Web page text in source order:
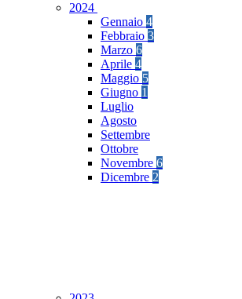
2024
Gennaio 4
Febbraio 3
Marzo 6
Aprile 4
Maggio 5
Giugno 1
Luglio
Agosto
Settembre
Ottobre
Novembre 6
Dicembre 2